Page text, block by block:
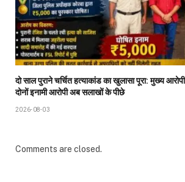
दो साल पुराने चर्चित हत्याकांड का खुलासा पूरा: मुख्य
दोनों इनामी आरोपी अब सलाखों के पीछे
2026-08-03
Comments are closed.